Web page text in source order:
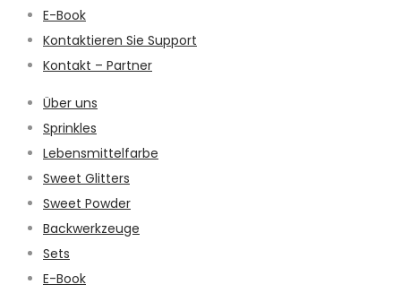
E-Book
Kontaktieren Sie Support
Kontakt – Partner
Über uns
Sprinkles
Lebensmittelfarbe
Sweet Glitters
Sweet Powder
Backwerkzeuge
Sets
E-Book